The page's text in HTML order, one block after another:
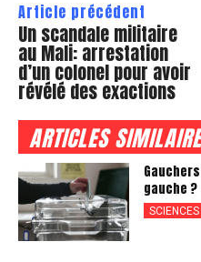
Article précédent
Un scandale militaire
au Mali: arrestation
d’un colonel pour avoir
révélé des exactions
ARTICLES
gauche ?
SCIENCES